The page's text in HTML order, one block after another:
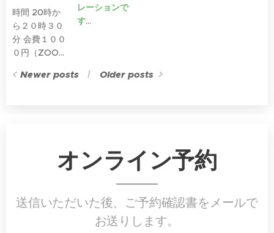
時間 20時か
ら２０時３０
分 会費１００
０円（ZOOM
す）
レーションで
す
リックしてく
Newer posts Older posts
オンライン予約
送信いただいた後、ご予約確認書をメールで
お送りします。